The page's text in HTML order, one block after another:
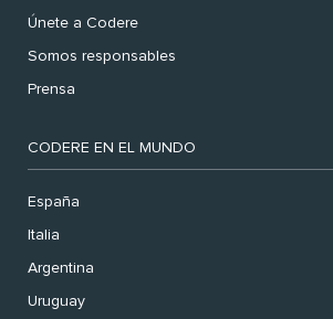
Únete a Codere
Somos responsables
Prensa
CODERE EN EL MUNDO
España
Italia
Argentina
Uruguay